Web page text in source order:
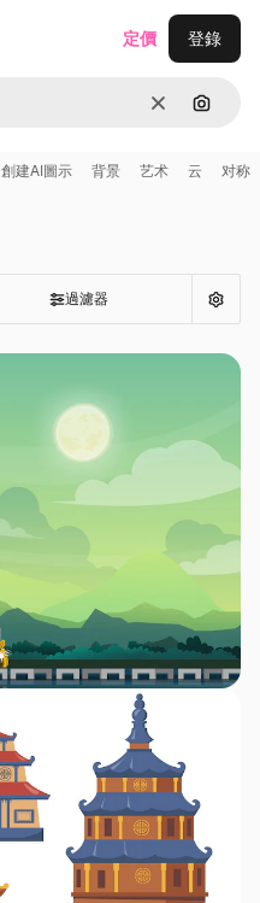
清除 通過圖
定價 登錄
創建AI圖示 背景 艺术 云 对称
過濾器